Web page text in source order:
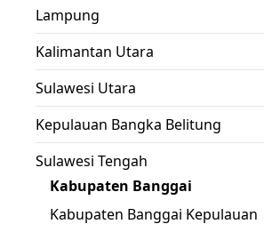
Lampung
Kalimantan Utara
Sulawesi Utara
Kepulauan Bangka Belitung
Sulawesi Tengah
Kabupaten Banggai
Kabupaten Banggai Kepulauan